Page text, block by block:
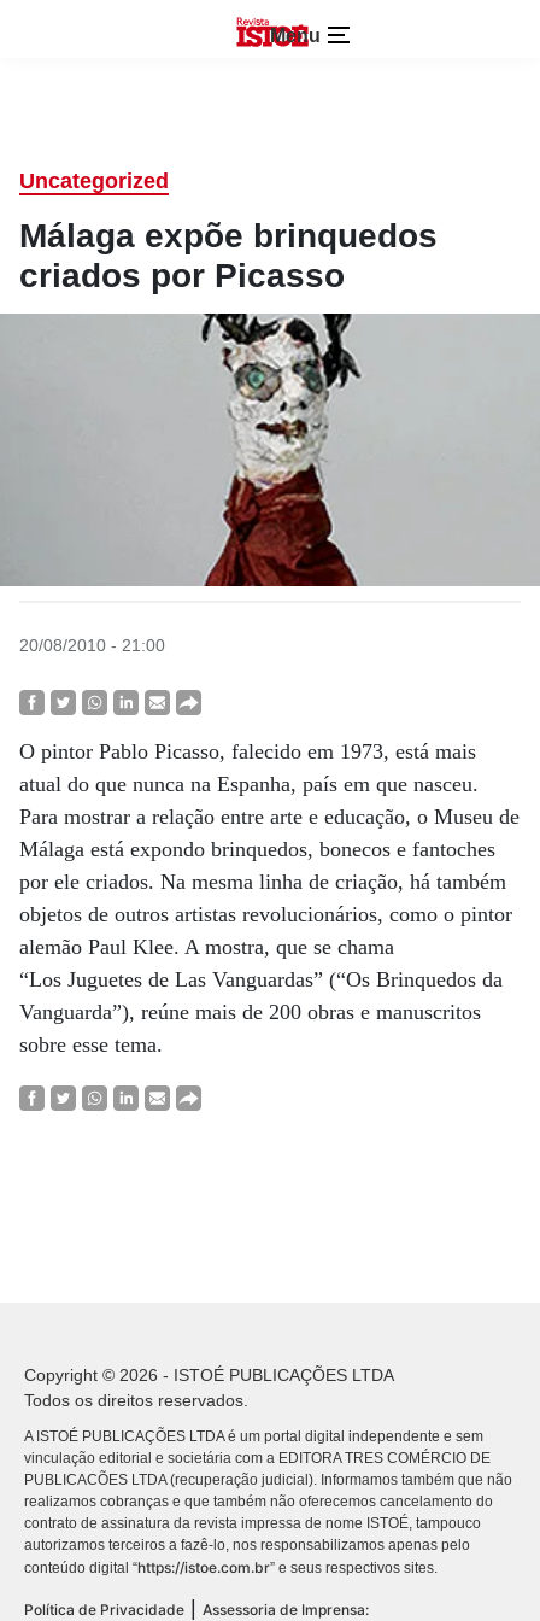
Menu
Uncategorized
Málaga expõe brinquedos
criados por Picasso
20/08/2010 - 21:00
O pintor Pablo Picasso, falecido em 1973, está mais
atual do que nunca na Espanha, país em que nasceu.
Para mostrar a relação entre arte e educação, o Museu de
Málaga está expondo brinquedos, bonecos e fantoches
por ele criados. Na mesma linha de criação, há também
objetos de outros artistas revolucionários, como o pintor
alemão Paul Klee. A mostra, que se chama
“Los Juguetes de Las Vanguardas” (“Os Brinquedos da
Vanguarda”), reúne mais de 200 obras e manuscritos
sobre esse tema.
Copyright © 2026 - ISTOÉ PUBLICAÇÕES LTDA
Todos os direitos reservados.
A ISTOÉ PUBLICAÇÕES LTDA é um portal digital independente e sem
vinculação editorial e societária com a EDITORA TRES COMÉRCIO DE
PUBLICACÕES LTDA (recuperação judicial). Informamos também que não
realizamos cobranças e que também não oferecemos cancelamento do
contrato de assinatura da revista impressa de nome ISTOÉ, tampouco
autorizamos terceiros a fazê-lo, nos responsabilizamos apenas pelo
conteúdo digital “https://istoe.com.br” e seus respectivos sites.
Política de Privacidade Assessoria de Imprensa: